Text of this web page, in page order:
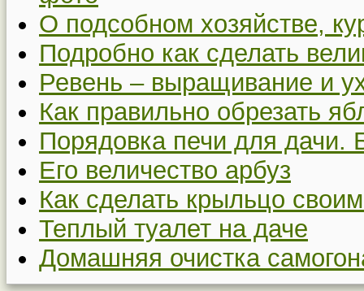
О подсобном хозяйстве,
Подробно как сделать
Ревень – выращивание и
Как правильно обрезать
Порядовка печи для дачи.
Его величество арбуз
Как сделать крыльцо
Теплый туалет на даче
Домашняя очистка